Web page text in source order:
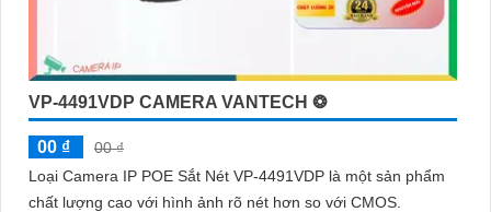
VP-4491VDP CAMERA VANTECH ❂
00 ₫
00 ₫
Loại Camera IP POE Sắt Nét VP-4491VDP là một sản phẩm
chất lượng cao với hình ảnh rõ nét hơn so với CMOS.